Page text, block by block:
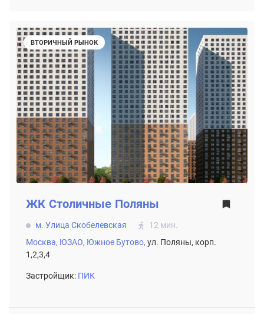
ВТОРИЧНЫЙ РЫНОК
ЖК Столичные Поляны
м. Улица Скобелевская
12 мин.
Москва, ЮЗАО, Южное Бутово, ул. Поляны, корп.
1,2,3,4
Застройщик: ПИК